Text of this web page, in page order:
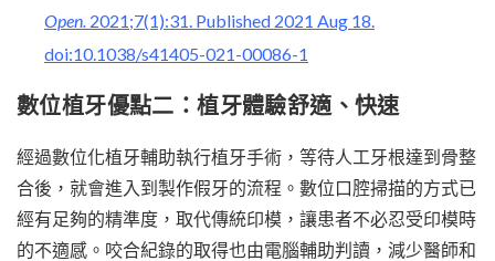
Open. 2021;7(1):31. Published 2021 Aug 18.
doi:10.1038/s41405-021-00086-1
數位植牙優點二：植牙體驗舒適、快速
經過數位化植牙輔助執行植牙手術，等待人工牙根達到骨整
合後，就會進入到製作假牙的流程。數位口腔掃描的方式已
經有足夠的精準度，取代傳統印模，讓患者不必忍受印模時
的不適感。咬合紀錄的取得也由電腦輔助判讀，減少醫師和